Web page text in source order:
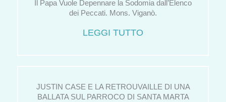
Il Papa Vuole Depennare la Sodomia dall’Elenco
dei Peccati. Mons. Viganò.
LEGGI TUTTO
JUSTIN CASE E LA RETROUVAILLE DI UNA
BALLATA SUL PARROCO DI SANTA MARTA